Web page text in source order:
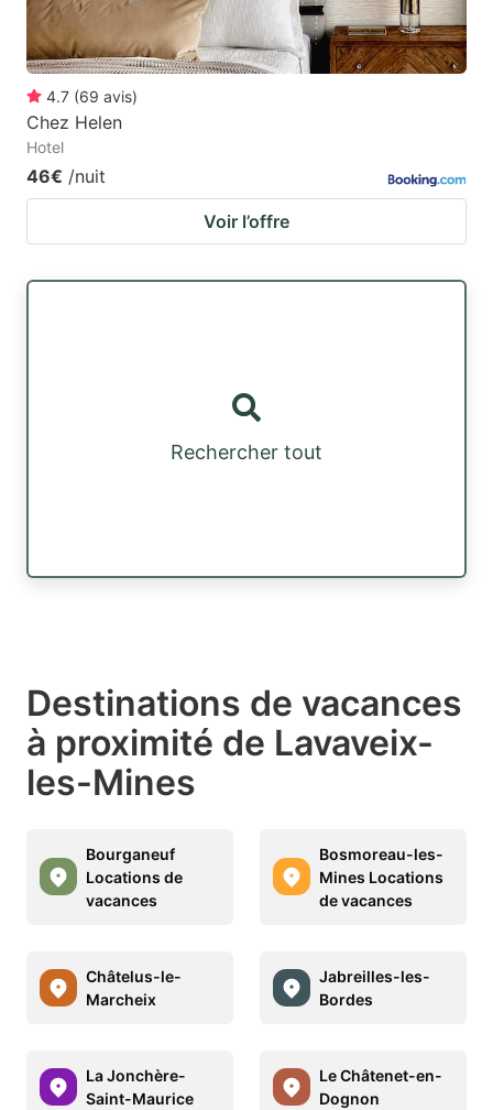
4.7 (69 avis)
Chez Helen
Hotel
46€ /nuit
Voir l’offre
Rechercher tout
Destinations de vacances
à proximité de Lavaveix-
les-Mines
Bourganeuf
Locations de
vacances
Bosmoreau-les-
Mines Locations
de vacances
Châtelus-le-
Marcheix
Jabreilles-les-
Bordes
La Jonchère-
Saint-Maurice
Le Châtenet-en-
Dognon